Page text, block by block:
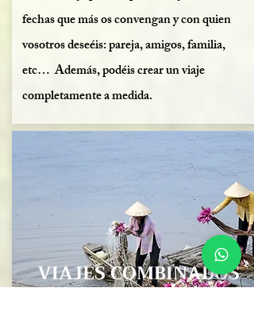
fechas que más os convengan y con quien
vosotros deseéis: pareja, amigos, familia,
etc… Además, podéis crear un viaje
completamente a medida.
VIAJES COMBINADOS